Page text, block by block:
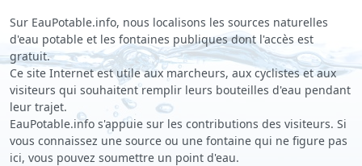
Sur EauPotable.info, nous localisons les sources naturelles
d'eau potable et les fontaines publiques dont l'accès est
gratuit.
Ce site Internet est utile aux marcheurs, aux cyclistes et aux
visiteurs qui souhaitent remplir leurs bouteilles d'eau pendant
leur trajet.
EauPotable.info s'appuie sur les contributions des visiteurs. Si
vous connaissez une source ou une fontaine qui ne figure pas
ici, vous pouvez soumettre un point d'eau.